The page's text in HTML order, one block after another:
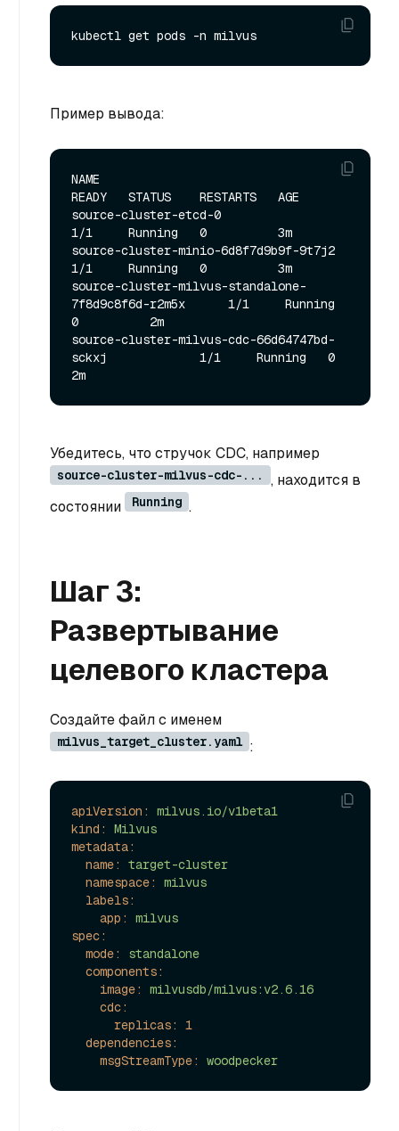
Пример вывода:
NAME
READY   STATUS    RESTARTS   AGE
source-cluster-etcd-0
1/1     Running   0          3m
source-cluster-minio-6d8f7d9b9f-9t7j2
1/1     Running   0          3m
source-cluster-milvus-standalone-
7f8d9c8f6d-r2m5x      1/1     Running
0          2m
source-cluster-milvus-cdc-66d64747bd-
sckxj             1/1     Running   0
Убедитесь, что стручок CDC, например
source-cluster-milvus-cdc-...
, находится в
состоянии
Running .
Шаг 3:
Развертывание
целевого кластера
Создайте файл с именем
milvus_target_cluster.yaml :
apiVersion:
milvus.io/v1beta1
kind:
Milvus
metadata:
name:
target-cluster
namespace:
milvus
labels:
app:
milvus
spec:
mode:
standalone
components:
image:
milvusdb/milvus:v2.6.16
cdc:
replicas:
1
dependencies:
msgStreamType:
woodpecker